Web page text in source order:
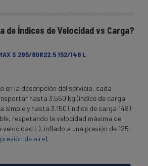
de Índices de Velocidad vs Carga?
S 295/80R22.5 152/148 L
en la descripción del servicio, cada
hasta 3.550 kg (índice de carga
simple y hasta 3.150 (índice de carga 148)
respetando la velocidad máxima de
velocidad L), inflado a una presión de 125
de aire).